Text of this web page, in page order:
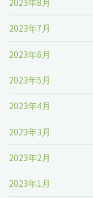
2023年8月
2023年7月
2023年6月
2023年5月
2023年4月
2023年3月
2023年2月
2023年1月